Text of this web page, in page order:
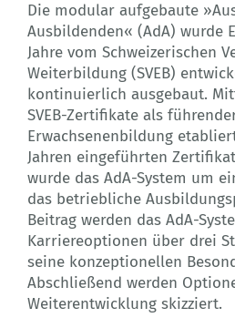
Die modular aufgebaute
Ausbildenden« (AdA) wurde
Jahre vom Schweizerischen
Weiterbildung (SVEB)
kontinuierlich ausgebaut.
SVEB-Zertifikate als
Erwachsenenbildung
Jahren eingeführten
wurde das AdA-System um
das betriebliche
Beitrag werden das AdA-
Karriereoptionen über drei
seine konzeptionellen
Abschließend werden
Weiterentwicklung skizziert.